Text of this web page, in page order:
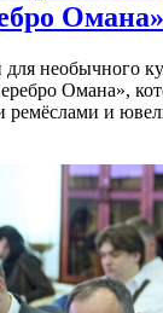
необычного
Омана»,
ремёслами и